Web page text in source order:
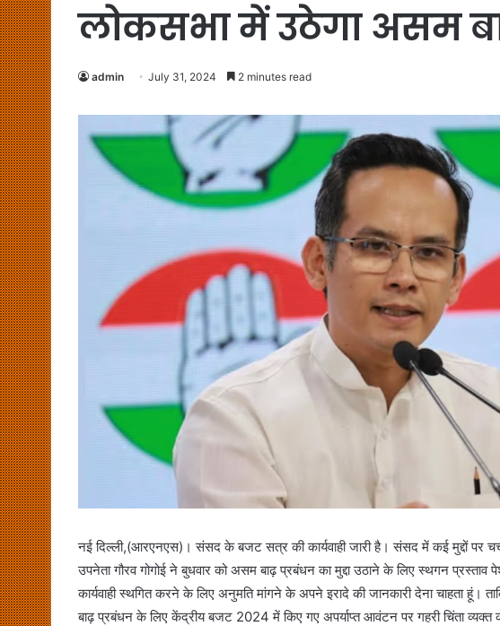
लोकसभा में उठेगा असम
admin July 31, 2024 2 minutes read
नई दिल्ली,(आरएनएस)। संसद के बजट सत्र की कार्यवाही जारी है। संसद में कई मुद्दों पर
उपनेता गौरव गोगोई ने बुधवार को असम बाढ़ प्रबंधन का मुद्दा उठाने के लिए स्थगन
कार्यवाही स्थगित करने के लिए अनुमति मांगने के अपने इरादे की जानकारी देना चाहता हूं।
बाढ़ प्रबंधन के लिए केंद्रीय बजट 2024 में किए गए अपर्याप्त आवंटन पर गहरी चिंता